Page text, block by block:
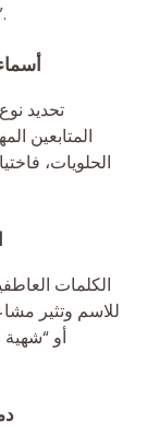
الصفحة، مثل
2.
تحديد
المتابعين
الحلويات،
الكلمات
للاسم وتثير
أو